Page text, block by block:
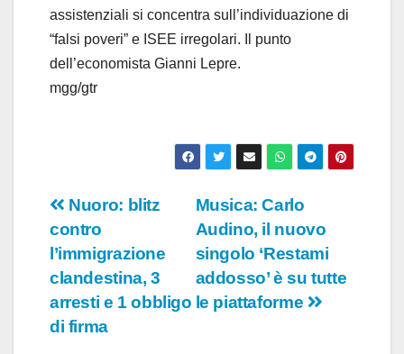
i
d
o
assistenziali si concentra sull’individuazione di
“falsi poveri” e ISEE irregolari. Il punto
dell’economista Gianni Lepre.
mgg/gtr
Navigazione
articoli
Musica: Carlo
Audino, il nuovo
singolo ‘Restami
addosso’ è su tutte
le piattaforme
Nuoro: blitz
contro
l’immigrazione
clandestina, 3
arresti e 1 obbligo
di firma